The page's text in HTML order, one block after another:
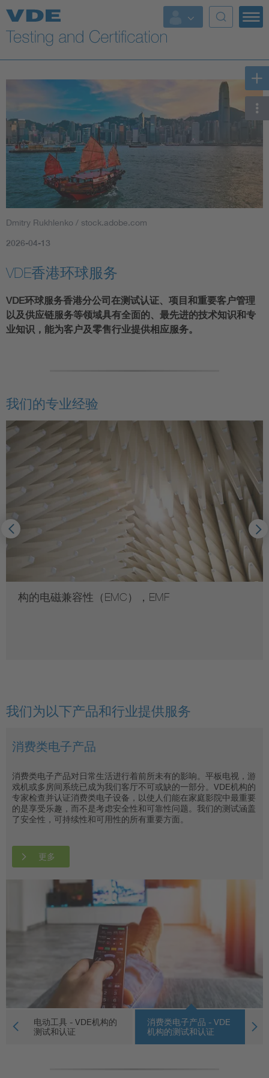
Key Topics
Dmitry Rukhlenko / stock.adobe.com
2026-04-13
VDE香港环球服务
VDE环球服务香港分公司在测试认证、项目和重要客户管理
以及供应链服务等领域具有全面的、最先进的技术知识和专
业知识，能为客户及零售行业提供相应服务。
我们的专业经验
构的电磁兼容性（EMC），EMF
我们为以下产品和行业提供服务
消费类电子产品
消费类电子产品对日常生活进行着前所未有的影响。平板电视，游
戏机或多房间系统已成为我们客厅不可或缺的一部分。VDE机构的
专家检查并认证消费类电子设备，以使人们能在家庭影院中最重要
的是享受乐趣，而不是考虑安全性和可靠性问题。我们的测试涵盖
了安全性，可持续性和可用性的所有重要方面。
更多
家用电器
除了低能耗和易用性之外，质量和安全的保障也扮演着至关重要的
角色，这不仅是对责任而言非常重要，而且还是一个形象因素，同
时也是一个竞争优势 - 从冰箱到电动牙刷再到微波炉 - VDE 机构为
家用电器提供广泛的测试服务和认证，并帮助制造商和经销商达到
市场准入的要求。
更多
电动工具
电动工具可以让家庭自己动手的人以及专业人员都能够简单高效地
工作。但是尤其对这个产品组，必须在安全性能方面设定高标准。
因为如果没有或者不能充分的执行安全要求，将存在特别高的伤害
风险。
更多
电动工具 - VDE机构的
测试和认证
消费类电子产品 - VDE
机构的测试和认证